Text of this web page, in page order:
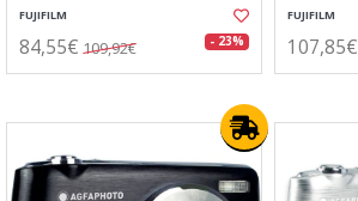
FUJIFILM
84,55€ 109,92€ - 23%
FUJIFILM
107,85€